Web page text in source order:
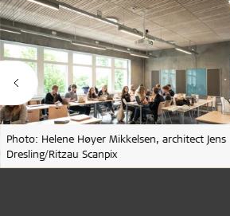
Photo: Helene Høyer Mikkelsen, architect Jens
Dresling/Ritzau Scanpix